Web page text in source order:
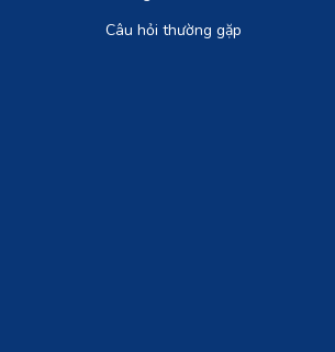
Câu hỏi thường gặp